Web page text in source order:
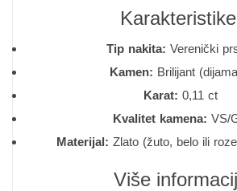
Tip nakita: Verenički
Kamen: Brilijant
Karat: 0,11 ct
Kvalitet kamena: VS/
Materijal: Zlato (žuto, belo ili
Više